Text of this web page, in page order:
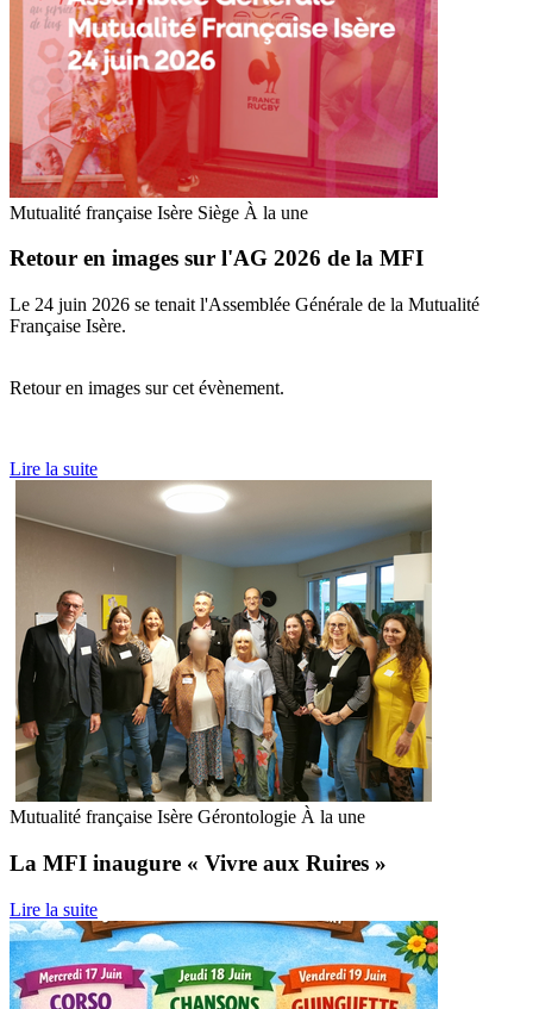
Mutualité française Isère Siège À la une
Retour en images sur l'AG 2026 de la MFI
Le 24 juin 2026 se tenait l'Assemblée Générale de la Mutualité
Française Isère.
Retour en images sur cet évènement.
Lire la suite
Mutualité française Isère Gérontologie À la une
La MFI inaugure « Vivre aux Ruires »
Lire la suite